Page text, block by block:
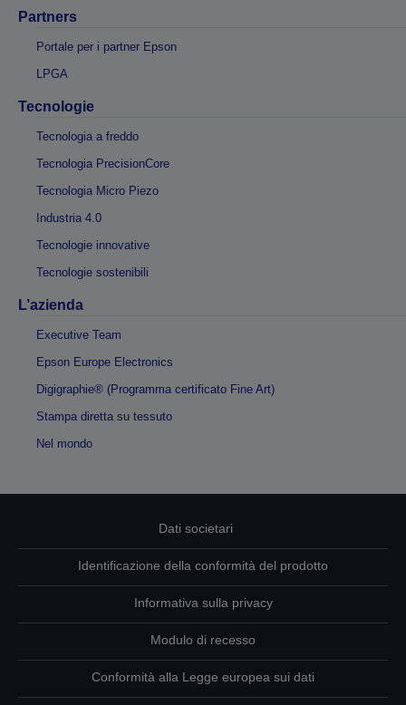
Partners
Portale per i partner Epson
LPGA
Tecnologie
Tecnologia a freddo
Tecnologia PrecisionCore
Tecnologia Micro Piezo
Industria 4.0
Tecnologie innovative
Tecnologie sostenibili
L’azienda
Executive Team
Epson Europe Electronics
Digigraphie® (Programma certificato Fine Art)
Stampa diretta su tessuto
Nel mondo
Dati societari
Identificazione della conformità del prodotto
Informativa sulla privacy
Modulo di recesso
Conformità alla Legge europea sui dati